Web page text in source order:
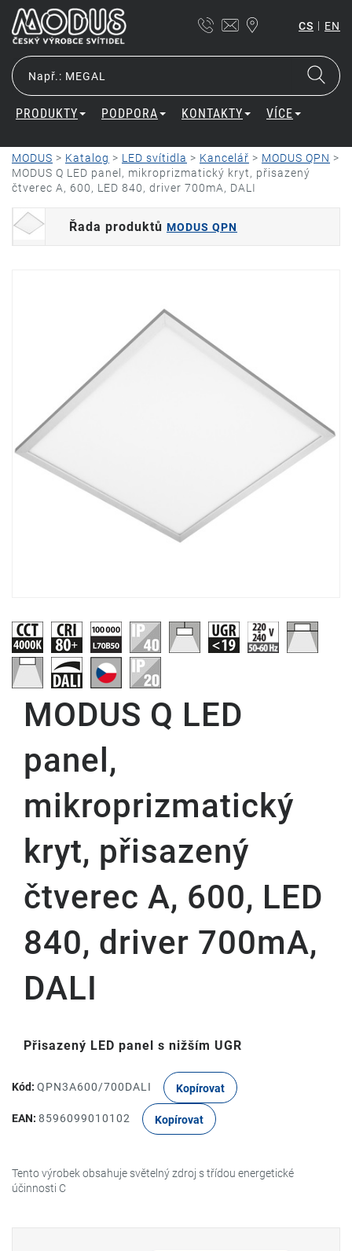
CS | EN
PRODUKTY PODPORA KONTAKTY VÍCE
MODUS > Katalog > LED svítidla > Kancelář > MODUS QPN >
MODUS Q LED panel, mikroprizmatický kryt, přisazený
čtverec A, 600, LED 840, driver 700mA, DALI
Řada produktů MODUS QPN
MODUS Q LED
panel,
mikroprizmatický
kryt, přisazený
čtverec A, 600, LED
840, driver 700mA,
DALI
Přisazený LED panel s nižším UGR
Kód: QPN3A600/700DALI Kopírovat
EAN: 8596099010102 Kopírovat
Tento výrobek obsahuje světelný zdroj s třídou energetické
účinnosti C